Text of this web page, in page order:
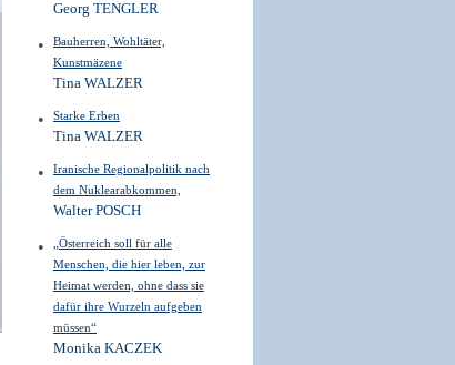
Georg TENGLER
Bauherren, Wohltäter,
Kunstmäzene
Tina WALZER
Starke Erben
Tina WALZER
Iranische Regionalpolitik nach
dem Nuklearabkommen,
Walter POSCH
„Österreich soll für alle
Menschen, die hier leben, zur
Heimat werden, ohne dass sie
dafür ihre Wurzeln aufgeben
müssen“
Monika KACZEK